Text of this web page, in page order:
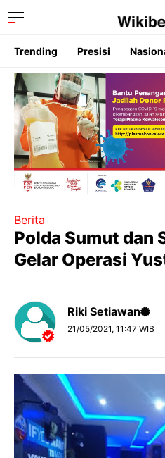
Trending Presisi
Berita
Polda Sumut dan
Gelar Operasi
Riki Setiawan
21/05/2021, 11:47 WIB